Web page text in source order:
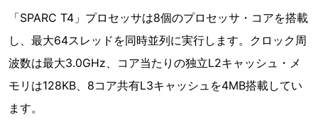
「SPARC T4」プロセッサは8個のプロセッサ・コアを搭載
し、最大64スレッドを同時並列に実行します。クロック周
波数は最大3.0GHz、コア当たりの独立L2キャッシュ・メ
モリは128KB、8コア共有L3キャッシュを4MB搭載してい
ます。